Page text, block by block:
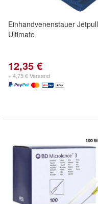
Einhandvenenstauer Jetpull
Ultimate
12,35 €
+ 4,75 € Versand